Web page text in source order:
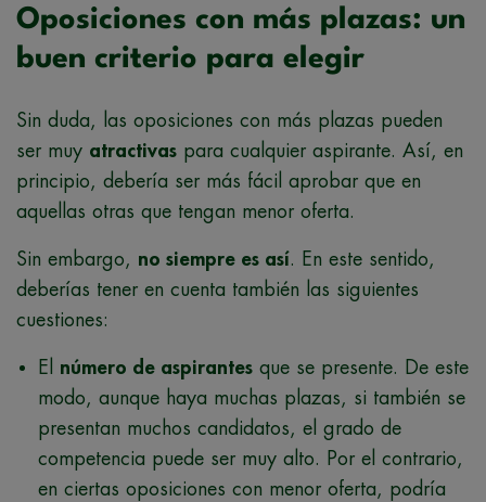
Oposiciones con más plazas: un
buen criterio para elegir
Sin duda, las oposiciones con más plazas pueden
ser muy atractivas para cualquier aspirante. Así, en
principio, debería ser más fácil aprobar que en
aquellas otras que tengan menor oferta.
Sin embargo, no siempre es así. En este sentido,
deberías tener en cuenta también las siguientes
cuestiones:
El número de aspirantes que se presente. De este
modo, aunque haya muchas plazas, si también se
presentan muchos candidatos, el grado de
competencia puede ser muy alto. Por el contrario,
en ciertas oposiciones con menor oferta, podría